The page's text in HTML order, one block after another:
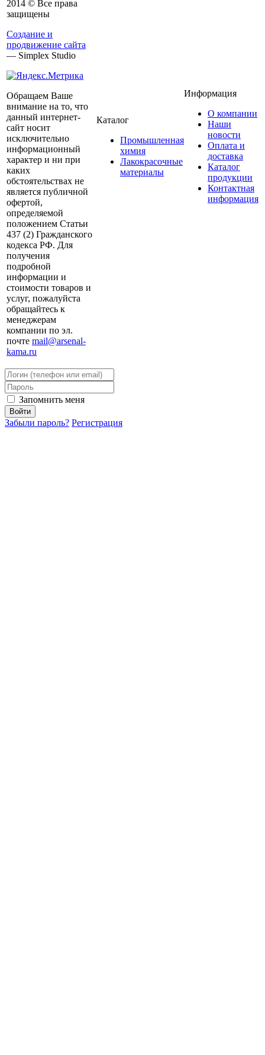
2014 © Все права
защищены
Создание и
продвижение сайта
— Simplex Studio
Обращаем Ваше
внимание на то, что
данный интернет-
сайт носит
исключительно
информационный
характер и ни при
каких
обстоятельствах не
является публичной
офертой,
определяемой
положением Статьи
437 (2) Гражданского
кодекса РФ. Для
получения
подробной
информации и
стоимости товаров и
услуг, пожалуйста
обращайтесь к
менеджерам
компании по эл.
почте mail@arsenal-
kama.ru
Каталог
Промышленная
химия
Лакокрасочные
материалы
Информация
О компании
Наши
новости
Оплата и
доставка
Каталог
продукции
Контактная
информация
Запомнить меня
Забыли пароль? Регистрация